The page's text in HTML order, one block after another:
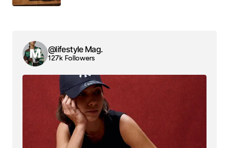
@lifestyle Mag.
127k Followers